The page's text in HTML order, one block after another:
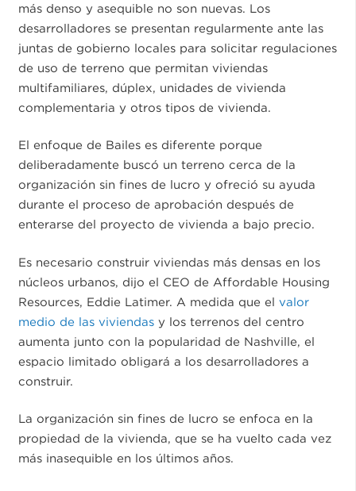
más denso y asequible no son nuevas. Los
desarrolladores se presentan regularmente ante las
juntas de gobierno locales para solicitar regulaciones
de uso de terreno que permitan viviendas
multifamiliares, dúplex, unidades de vivienda
complementaria y otros tipos de vivienda.
El enfoque de Bailes es diferente porque
deliberadamente buscó un terreno cerca de la
organización sin fines de lucro y ofreció su ayuda
durante el proceso de aprobación después de
enterarse del proyecto de vivienda a bajo precio.
Es necesario construir viviendas más densas en los
núcleos urbanos, dijo el CEO de Affordable Housing
Resources, Eddie Latimer. A medida que el valor
medio de las viviendasy los terrenos del centro
aumenta junto con la popularidad de Nashville, el
espacio limitado obligará a los desarrolladores a
construir.
La organización sin fines de lucro se enfoca en la
propiedad de la vivienda, que se ha vuelto cada vez
más inasequible en los últimos años.